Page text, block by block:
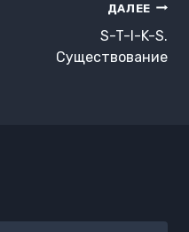
ДАЛЕЕ
S-T-I-K-S.
Существование